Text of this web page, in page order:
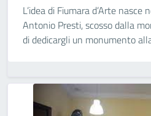
L’idea di Fiumara d’Arte nasce
Antonio Presti, scosso dalla
di dedicargli un monumento